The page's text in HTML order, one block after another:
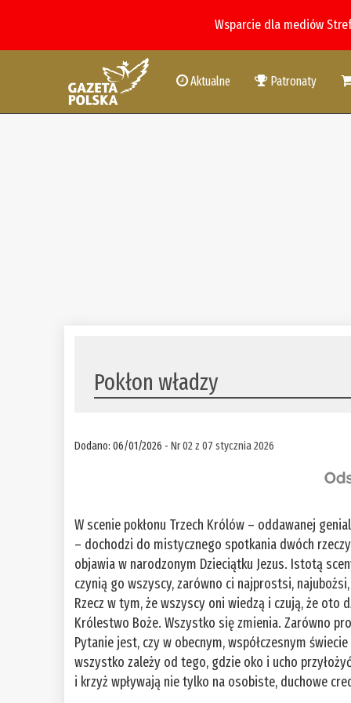
Wsparcie dla mediów
Aktualne Patronaty
Pokłon władzy
Dodano: 06/01/2026 -Nr 02 z 07 stycznia 2026
W scenie pokłonu Trzech Królów – oddawanej
– dochodzi do mistycznego spotkania dwóch
objawia w narodzonym Dzieciątku Jezus. Istotą
czynią go wszyscy, zarówno ci najprostsi,
Rzecz w tym, że wszyscy oni wiedzą i czują, że
Królestwo Boże. Wszystko się zmienia. Zarówno
Pytanie jest, czy w obecnym, współczesnym
wszystko zależy od tego, gdzie oko i ucho
i krzyż wpływają nie tylko na osobiste, duchowe